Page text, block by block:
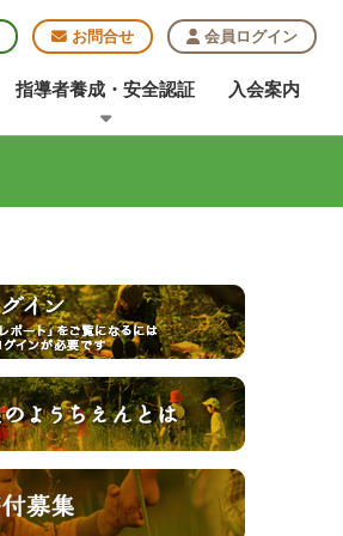
お問合せ 会員ログイン
指導者養成・安全認証 入会案内